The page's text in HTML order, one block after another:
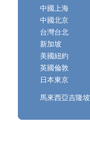
中國上海
中國北京
台灣台北
新加坡
美國紐約
英國倫敦
日本東京
馬來西亞吉隆坡